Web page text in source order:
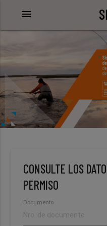
menu
CONSULTE LOS
PERMISO
Documento